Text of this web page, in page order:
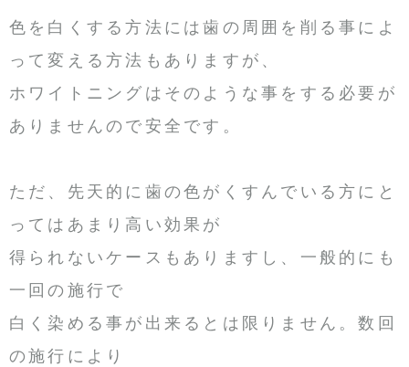
色を白くする方法には歯の周囲を削る事によ
って変える方法もありますが、
ホワイトニングはそのような事をする必要が
ありませんので安全です。
ただ、先天的に歯の色がくすんでいる方にと
ってはあまり高い効果が
得られないケースもありますし、一般的にも
一回の施行で
白く染める事が出来るとは限りません。数回
の施行により